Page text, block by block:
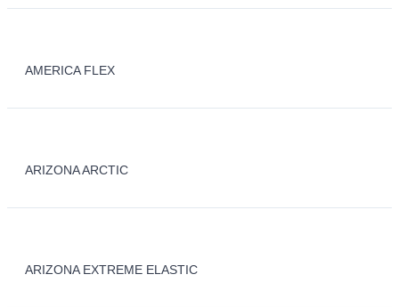
AMERICA FLEX
ARIZONA ARCTIC
ARIZONA EXTREME ELASTIC